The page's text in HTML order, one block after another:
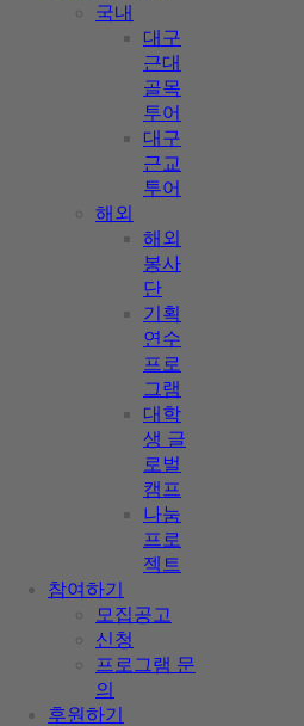
국내
대구
근대
골목
투어
대구
근교
투어
해외
해외
봉사
단
기획
연수
프로
그램
대학
생 글
로벌
캠프
나눔
프로
젝트
참여하기
모집공고
신청
프로그램 문
의
후원하기